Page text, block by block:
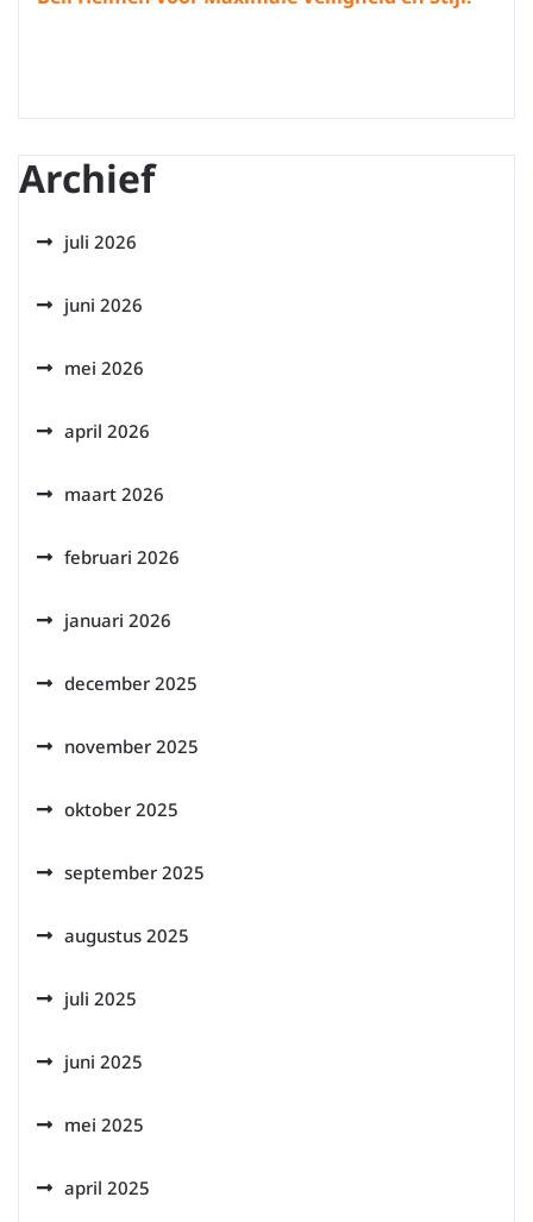
Archief
juli 2026
juni 2026
mei 2026
april 2026
maart 2026
februari 2026
januari 2026
december 2025
november 2025
oktober 2025
september 2025
augustus 2025
juli 2025
juni 2025
mei 2025
april 2025